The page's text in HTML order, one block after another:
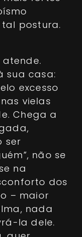
postura.
atende.
sua casa:
excesso
vielas
Chega a
ser
não se
na
dos
– maior
nada
la dele.